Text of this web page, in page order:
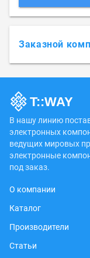
Заказной
В нашу линию
электронных
ведущих мировых
электронные
под заказ.
О компании
Каталог
Производители
Статьи